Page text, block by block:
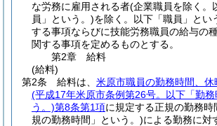
な労務に雇用される者(企業職員を除く。
員」という。)を除く。以下「職員」とい
する事項ならびに技能労務職員の給与の
関する事項を定めるものとする。
第2章
給料
(給料)
第2条
給料は、 米原市職員の勤務時間、休
(平成17年米原市条例第26号。以下「勤
う。)第8条第1項に規定する正規の勤務時
規の勤務時間」という。)による勤務に対